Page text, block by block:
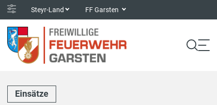
Steyr-Land FF Garsten
Einsätze